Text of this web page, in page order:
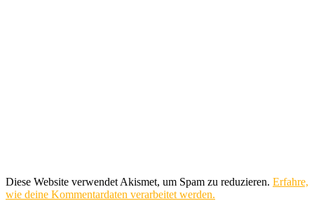
Diese Website verwendet Akismet, um Spam zu reduzieren. Erfahre,
wie deine Kommentardaten verarbeitet werden.